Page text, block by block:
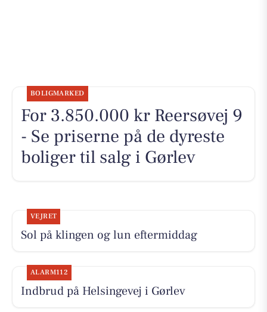
BOLIGMARKED
For 3.850.000 kr Reersøvej 9
- Se priserne på de dyreste
boliger til salg i Gørlev
VEJRET
Sol på klingen og lun eftermiddag
ALARM112
Indbrud på Helsingevej i Gørlev